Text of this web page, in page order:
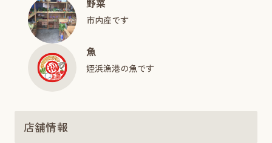
市内産です
魚
姪浜漁港の魚です
店舗情報